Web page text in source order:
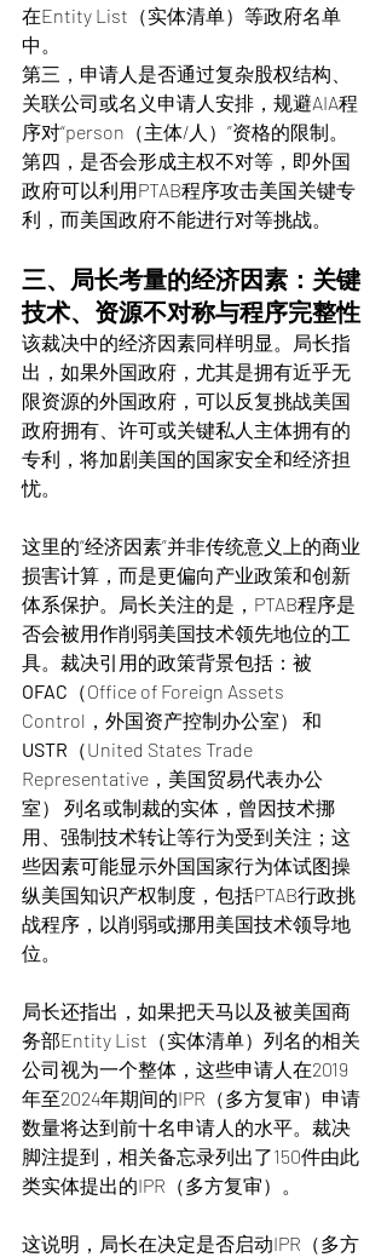
在Entity List（实体清单）等政府名单
中。
第三，申请人是否通过复杂股权结构、
关联公司或名义申请人安排，规避AIA程
序对“person（主体/人）”资格的限制。
第四，是否会形成主权不对等，即外国
政府可以利用PTAB程序攻击美国关键专
利，而美国政府不能进行对等挑战。
三、局长考量的经济因素：关键
技术、资源不对称与程序完整性
该裁决中的经济因素同样明显。局长指
出，如果外国政府，尤其是拥有近乎无
限资源的外国政府，可以反复挑战美国
政府拥有、许可或关键私人主体拥有的
专利，将加剧美国的国家安全和经济担
忧。
这里的“经济因素”并非传统意义上的商业
损害计算，而是更偏向产业政策和创新
体系保护。局长关注的是，PTAB程序是
否会被用作削弱美国技术领先地位的工
具。裁决引用的政策背景包括：被
OFAC （Office of Foreign Assets
Control，外国资产控制办公室）
和
USTR （United States Trade
Representative，美国贸易代表办公
室） 列名或制裁的实体，曾因技术挪
用、强制技术转让等行为受到关注；这
些因素可能显示外国国家行为体试图操
纵美国知识产权制度，包括PTAB行政挑
战程序，以削弱或挪用美国技术领导地
位。
局长还指出，如果把天马以及被美国商
务部Entity List（实体清单）列名的相关
公司视为一个整体，这些申请人在2019
年至2024年期间的IPR（多方复审）申请
数量将达到前十名申请人的水平。裁决
脚注提到，相关备忘录列出了150件由此
类实体提出的IPR（多方复审）。
这说明，局长在决定是否启动IPR（多方